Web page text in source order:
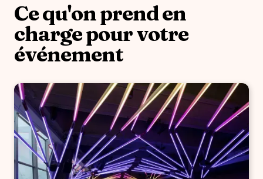
Ce qu'on prend en
charge pour votre
événement